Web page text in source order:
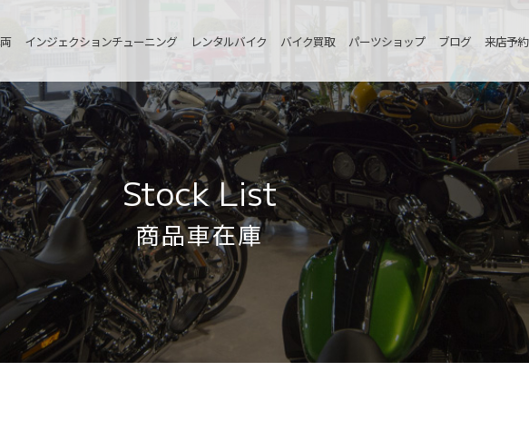
インジェクションチューニング レンタルバイク バイク買取 パーツショップ ブログ 来店予約
Stock List
商品車在庫